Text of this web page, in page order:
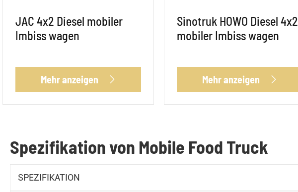
JAC 4x2 Diesel mobiler
Imbiss wagen
Mehr anzeigen 
Sinotruk HOWO Diesel 4x2
mobiler Imbiss wagen
Mehr anzeigen 
Spezifikation von Mobile Food Truck
SPEZIFIKATION